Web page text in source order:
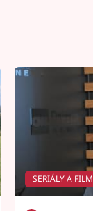
SERIÁLY A